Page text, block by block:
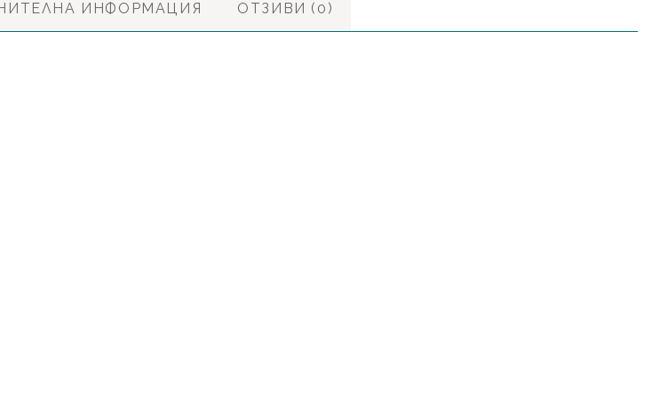
ИНФОРМАЦИЯ ОТЗИВИ (0)